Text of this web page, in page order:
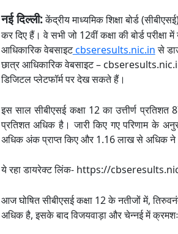
नई दिल्ली:केंद्रीय माध्यमिक शिक्षा बोर्ड
कर दिए हैं। वे सभी जो 12वीं कक्षा की बोर्ड
आधिकारिक वेबसाइटcbseresults.nic.inसे
छात्र आधिकारिक वेबसाइट –
डिजिटल प्लेटफॉर्म पर देख सकते हैं।
इस साल सीबीएसई कक्षा 12 का उत्तीर्ण
प्रतिशत अधिक है। जारी किए गए परिणाम के
अधिक अंक प्राप्त किए और 1.16 लाख से अधिक ने
ये रहा डायरेक्ट लिंक- https://
आज घोषित सीबीएसई कक्षा 12 के नतीजों में,
अधिक है, इसके बाद विजयवाड़ा और चेन्नई में